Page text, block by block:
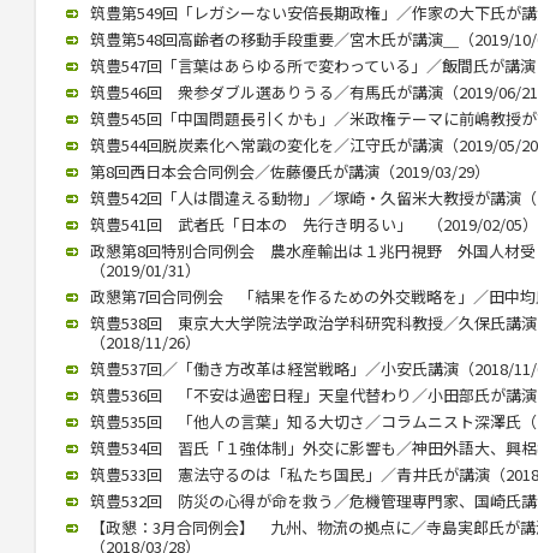
筑豊第549回「レガシーない安倍長期政権」／作家の大下氏が
筑豊第548回高齢者の移動手段重要／宮木氏が講演＿（2019/
筑豊547回「言葉はあらゆる所で変わっている」／飯間氏が講
筑豊546回 衆参ダブル選ありうる／有馬氏が講演（2019/06/
筑豊545回「中国問題長引くかも」／米政権テーマに前嶋教授
筑豊544回脱炭素化へ常識の変化を／江守氏が講演（2019/05/
第8回西日本会合同例会／佐藤優氏が講演（2019/03/29）
筑豊542回「人は間違える動物」／塚崎・久留米大教授が講演
筑豊541回 武者氏「日本の 先行き明るい」 （2019/02/05）
政懇第8回特別合同例会 農水産輸出は１兆円視野 外国人材受
（2019/01/31）
政懇第7回合同例会 「結果を作るための外交戦略を」／田中
筑豊538回 東京大大学院法学政治学科研究科教授／久保氏講
（2018/11/26）
筑豊537回／「働き方改革は経営戦略」／小安氏講演（2018/
筑豊536回 「不安は過密日程」天皇代替わり／小田部氏が講
筑豊535回 「他人の言葉」知る大切さ／コラムニスト深澤氏
筑豊534回 習氏「１強体制」外交に影響も／神田外語大、興
筑豊533回 憲法守るのは「私たち国民」／青井氏が講演（
筑豊532回 防災の心得が命を救う／危機管理専門家、国崎氏
【政懇：3月合同例会】 九州、物流の拠点に／寺島実郎氏が
（2018/03/28）